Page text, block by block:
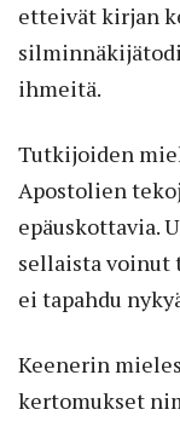
etteivät kirjan
ihmeitä.
Tutkijoiden
Apostolien
epäuskottavia.
sellaista voinut
ei tapahdu
Keenerin
kertomukset